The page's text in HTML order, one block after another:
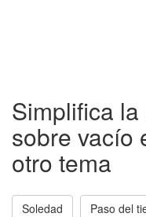
Simplifica
sobre vacío
otro tema
Soledad Paso del